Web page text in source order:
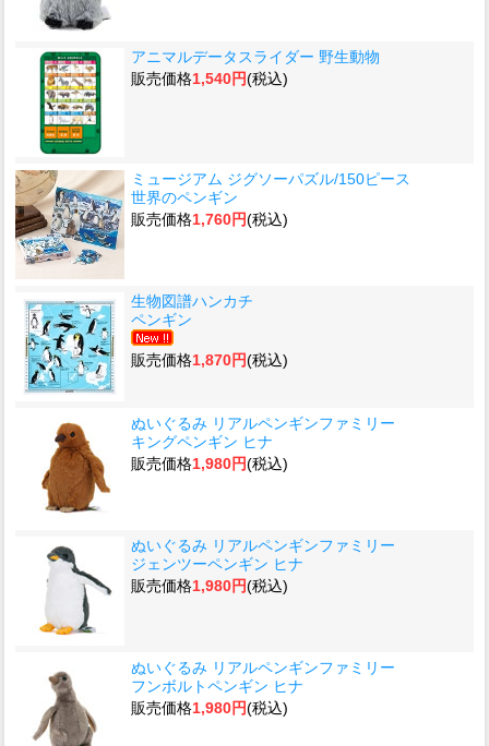
アニマルデータスライダー 野生動物
販売価格1,540円(税込)
ミュージアム ジグソーパズル/150ピース
世界のペンギン
販売価格1,760円(税込)
生物図譜ハンカチ
ペンギン
販売価格1,870円(税込)
ぬいぐるみ リアルペンギンファミリー
キングペンギン ヒナ
販売価格1,980円(税込)
ぬいぐるみ リアルペンギンファミリー
ジェンツーペンギン ヒナ
販売価格1,980円(税込)
ぬいぐるみ リアルペンギンファミリー
フンボルトペンギン ヒナ
販売価格1,980円(税込)